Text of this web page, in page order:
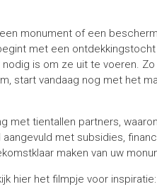
monument of een
met een ontdekkingstocht
is om ze uit te voeren. Zo
start vandaag nog met het
met tientallen partners,
met subsidies,
maken van uw
hier het filmpje voor inspiratie: